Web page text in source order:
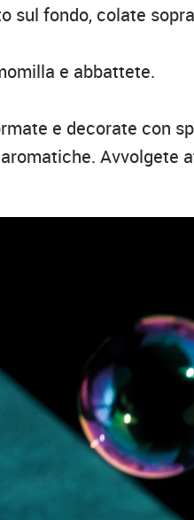
sul fondo, colate
e abbattete.
e decorate con
Avvolgete